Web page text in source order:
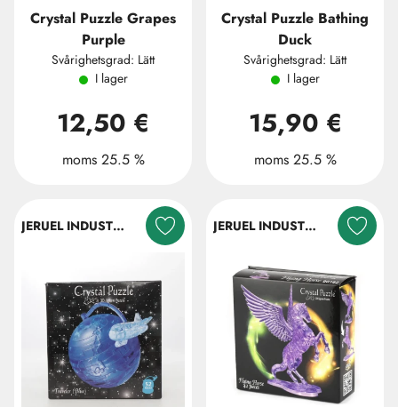
Crystal Puzzle Grapes
Purple
Svårighetsgrad: Lätt
I lager
12,50 €
moms 25.5 %
Crystal Puzzle Bathing
Duck
Svårighetsgrad: Lätt
I lager
15,90 €
moms 25.5 %
JERUEL INDUSTRIAL COMPANY LTD. JERUEL INDUSTRIAL COMPANY LTD.